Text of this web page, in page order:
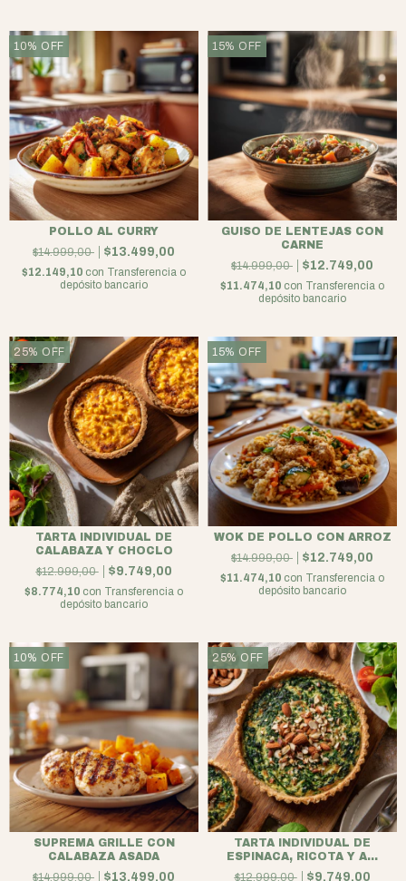
10% OFF
POLLO AL CURRY
$14.999,00
$13.499,00
$12.149,10 con Transferencia o
depósito bancario
15% OFF
GUISO DE LENTEJAS CON
CARNE
$14.999,00
$12.749,00
$11.474,10 con Transferencia o
depósito bancario
25% OFF
TARTA INDIVIDUAL DE
CALABAZA Y CHOCLO
$12.999,00
$9.749,00
$8.774,10 con Transferencia o
depósito bancario
15% OFF
WOK DE POLLO CON ARROZ
$14.999,00
$12.749,00
$11.474,10 con Transferencia o
depósito bancario
10% OFF
SUPREMA GRILLE CON
CALABAZA ASADA
$14.999,00
$13.499,00
25% OFF
TARTA INDIVIDUAL DE
ESPINACA, RICOTA Y A...
$12.999,00
$9.749,00